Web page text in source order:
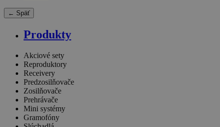
← Späť
Produkty
Akciové sety
Reproduktory
Receivery
Predzosilňovače
Zosilňovače
Prehrávače
Mini systémy
Gramofóny